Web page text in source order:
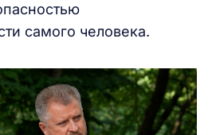
самого человека.